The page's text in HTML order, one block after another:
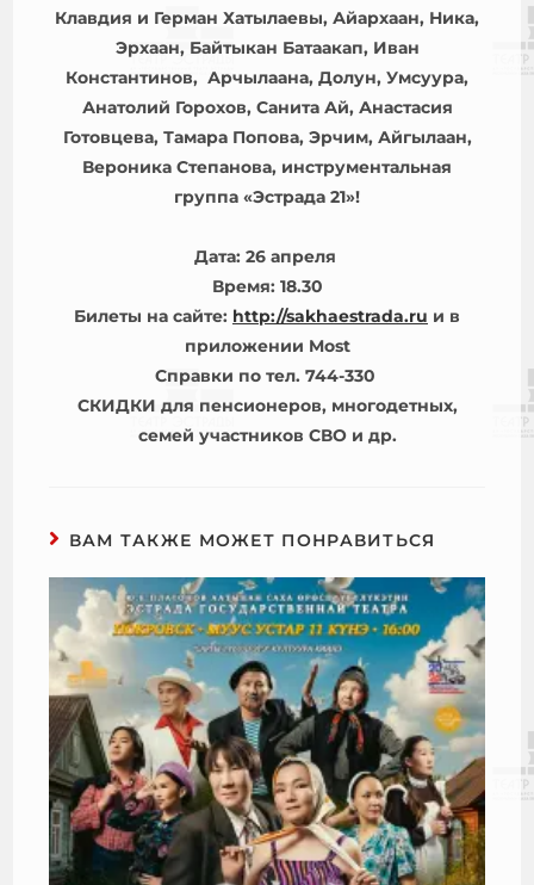
Клавдия и Герман Хатылаевы, Айархаан, Ника,
Эрхаан, Байтыкан Батаакап, Иван
Константинов, Арчылаана, Долун, Умсуура,
Анатолий Горохов, Санита Ай, Анастасия
Готовцева, Тамара Попова, Эрчим, Айгылаан,
Вероника Степанова, инструментальная
группа «Эстрада 21»!
Дата: 26 апреля
Время: 18.30
Билеты на сайте: http://sakhaestrada.ru и в
приложении Most
Справки по тел. 744-330
СКИДКИ для пенсионеров, многодетных,
семей участников СВО и др.
ВАМ ТАКЖЕ МОЖЕТ ПОНРАВИТЬСЯ